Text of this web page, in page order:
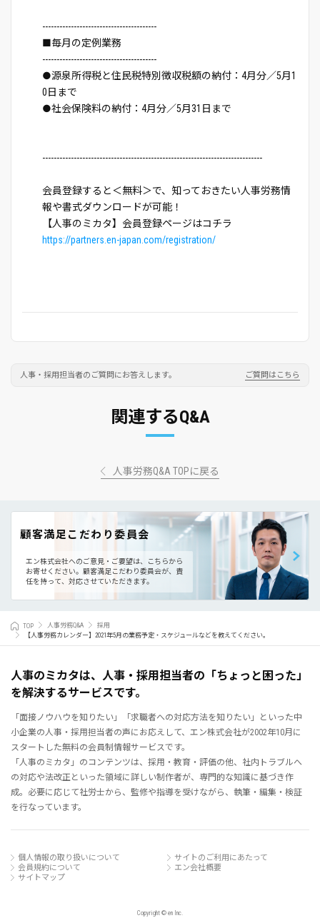
----------------------------------------
■毎月の定例業務
----------------------------------------
●源泉所得税と住民税特別徴収税額の納付：4月分／5月1
0日まで
●社会保険料の納付：4月分／5月31日まで
-----------------------------------------------------------------------------
会員登録すると＜無料＞で、知っておきたい人事労務情
報や書式ダウンロードが可能！
【人事のミカタ】会員登録ページはコチラ
https://partners.en-japan.com/registration/
人事・採用担当者のご質問にお答えします。 ご質問はこちら
関連するQ&A
人事労務Q&A TOPに戻る
顧客満足こだわり委員会
エン株式会社へのご意見・ご要望は、こちらから
お寄せください。 顧客満足こだわり委員会が、責
任を持って、対応させていただきます。
TOP 人事労務Q&A
採用
【人事労務カレンダー】2021年5月の業務予定・スケジュールなどを教えてください。
人事のミカタは、人事・採用担当者の「ちょっと困った」
を解決するサービスです。
「面接ノウハウを知りたい」「求職者への対応方法を知りたい」といった中
小企業の人事・採用担当者の声にお応えして、エン株式会社が2002年10月に
スタートした無料の会員制情報サービスです。
「人事のミカタ」のコンテンツは、採用・教育・評価の他、社内トラブルへ
の対応や法改正といった領域に詳しい制作者が、専門的な知識に基づき作
成。必要に応じて社労士から、監修や指導を受けながら、執筆・編集・検証
を行なっています。
個人情報の取り扱いについて
サイトのご利用にあたって
会員規約について
エン会社概要
サイトマップ
Copyright © en Inc.